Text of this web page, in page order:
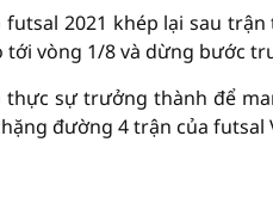
2021 khép lại sau
tới vòng 1/8 và dừng bước
thực sự trưởng thành để
đường 4 trận của futsal